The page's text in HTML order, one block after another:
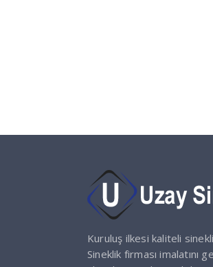
Kuruluş ilkesi kaliteli
Sineklik firması imalatını